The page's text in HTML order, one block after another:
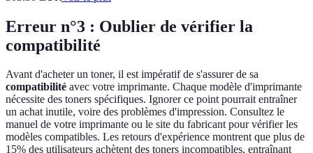
Erreur n°3 : Oublier de vérifier la
compatibilité
Avant d'acheter un toner, il est impératif de s'assurer de sa
compatibilité avec votre imprimante. Chaque modèle d'imprimante
nécessite des toners spécifiques. Ignorer ce point pourrait entraîner
un achat inutile, voire des problèmes d'impression. Consultez le
manuel de votre imprimante ou le site du fabricant pour vérifier les
modèles compatibles. Les retours d'expérience montrent que plus de
15% des utilisateurs achètent des toners incompatibles, entraînant